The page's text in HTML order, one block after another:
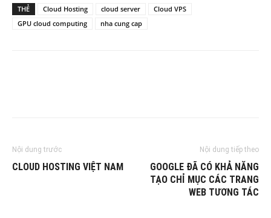
THẺ Cloud Hosting cloud server
Cloud VPS
GPU cloud computing
nha cung cap
Nội dung trước
CLOUD HOSTING VIỆT NAM
Nội dung tiếp theo
GOOGLE ĐÃ CÓ KHẢ NĂNG
TẠO CHỈ MỤC CÁC TRANG
WEB TƯƠNG TÁC